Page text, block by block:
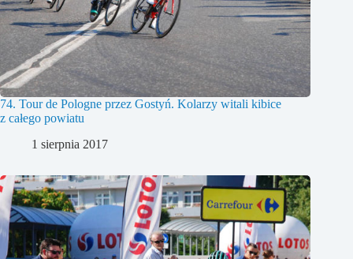
74. Tour de Pologne przez Gostyń. Kolarzy witali kibice
z całego powiatu
1 sierpnia 2017